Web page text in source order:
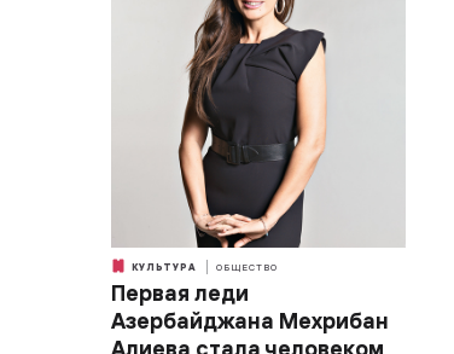
КУЛЬТУРА ОБЩЕСТВО
Первая леди
Азербайджана Мехрибан
Алиева стала человеком